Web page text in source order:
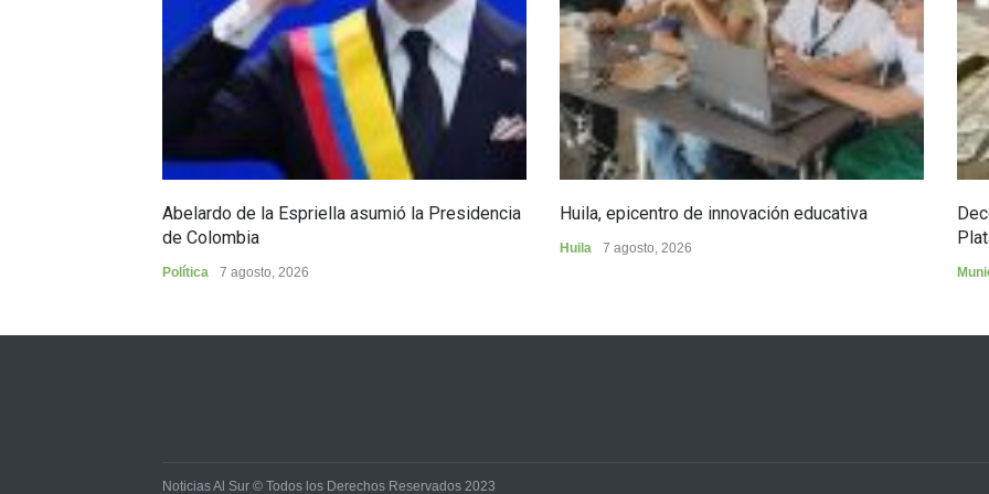
Abelardo de la Espriella asumió la Presidencia
de Colombia
Política 7 agosto, 2026
Huila, epicentro de innovación educativa
Huila 7 agosto, 2026
Noticias Al Sur © Todos los Derechos Reservados 2023